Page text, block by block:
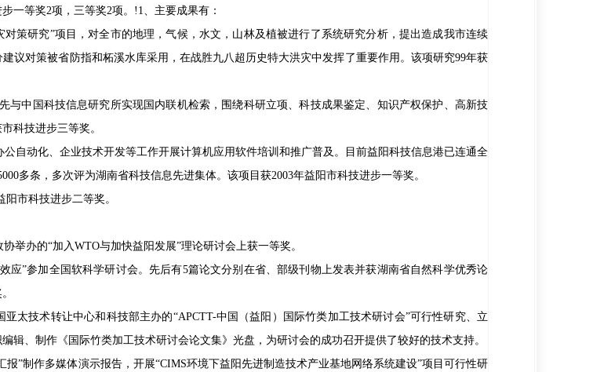
一等奖2项，三等奖2项。!1、主要成果有：
对策研究”项目，对全市的地理，气候，水文，山林及植被进行了系统研究分析，提出造成我市连续
议对策被省防指和柘溪水库采用，在战胜九八超历史特大洪灾中发挥了重要作用。该项研究99年获
与中国科技信息研究所实现国内联机检索，围绕科研立项、科技成果鉴定、知识产权保护、高新技
科技进步三等奖。
公自动化、企业技术开发等工作开展计算机应用软件培训和推广普及。目前益阳科技信息港已连通全
多条，多次评为湖南省科技信息先进集体。该项目获2003年益阳市科技进步一等奖。
阳市科技进步二等奖。
举办的“加入WTO与加快益阳发展”理论研讨会上获一等奖。
应”参加全国软科学研讨会。先后有5篇论文分别在省、部级刊物上发表并获湖南省自然科学优秀论
太技术转让中心和科技部主办的“APCTT-中国（益阳）国际竹类加工技术研讨会”可行性研究、立
辑、制作《国际竹类加工技术研讨会论文集》光盘，为研讨会的成功召开提供了较好的技术支持。
”制作多媒体演示报告，开展“CIMS环境下益阳先进制造技术产业基地网络系统建设”项目可行性研